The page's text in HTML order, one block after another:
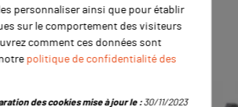
qui ont acheté ce
également acheté :
personnaliser ainsi que pour établir
sur le comportement des visiteurs
comment ces données sont
politique de confidentialité des
des cookies mise à jour le :30/11/2023